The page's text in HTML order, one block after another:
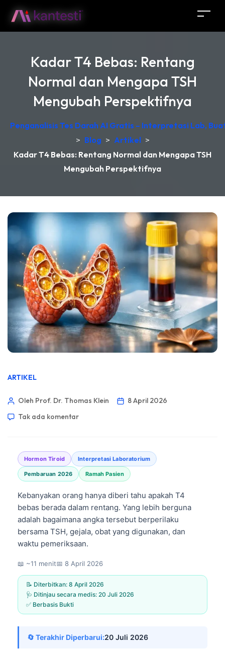
Kadar T4 Bebas: Rentang
Normal dan Mengapa TSH
Mengubah Perspektifnya
Penganalisis Tes Darah AI Gratis – Interpretasi Lab,
> Blog > Artikel >
Kadar T4 Bebas: Rentang Normal dan Mengapa TSH
Mengubah Perspektifnya
ARTIKEL
Oleh Prof. Dr. Thomas Klein
8 April 2026
Tak ada komentar
Hormon Tiroid Interpretasi Laboratorium
Pembaruan 2026 Ramah Pasien
Kebanyakan orang hanya diberi tahu apakah T4
bebas berada dalam rentang. Yang lebih berguna
adalah bagaimana angka tersebut berperilaku
bersama TSH, gejala, obat yang digunakan, dan
waktu pemeriksaan.
📖 ~11 menit📅 8 April 2026
📝 Diterbitkan: 8 April 2026
🩺 Ditinjau secara medis: 20 Juli 2026
✅ Berbasis Bukti
🔄 Terakhir Diperbarui:20 Juli 2026